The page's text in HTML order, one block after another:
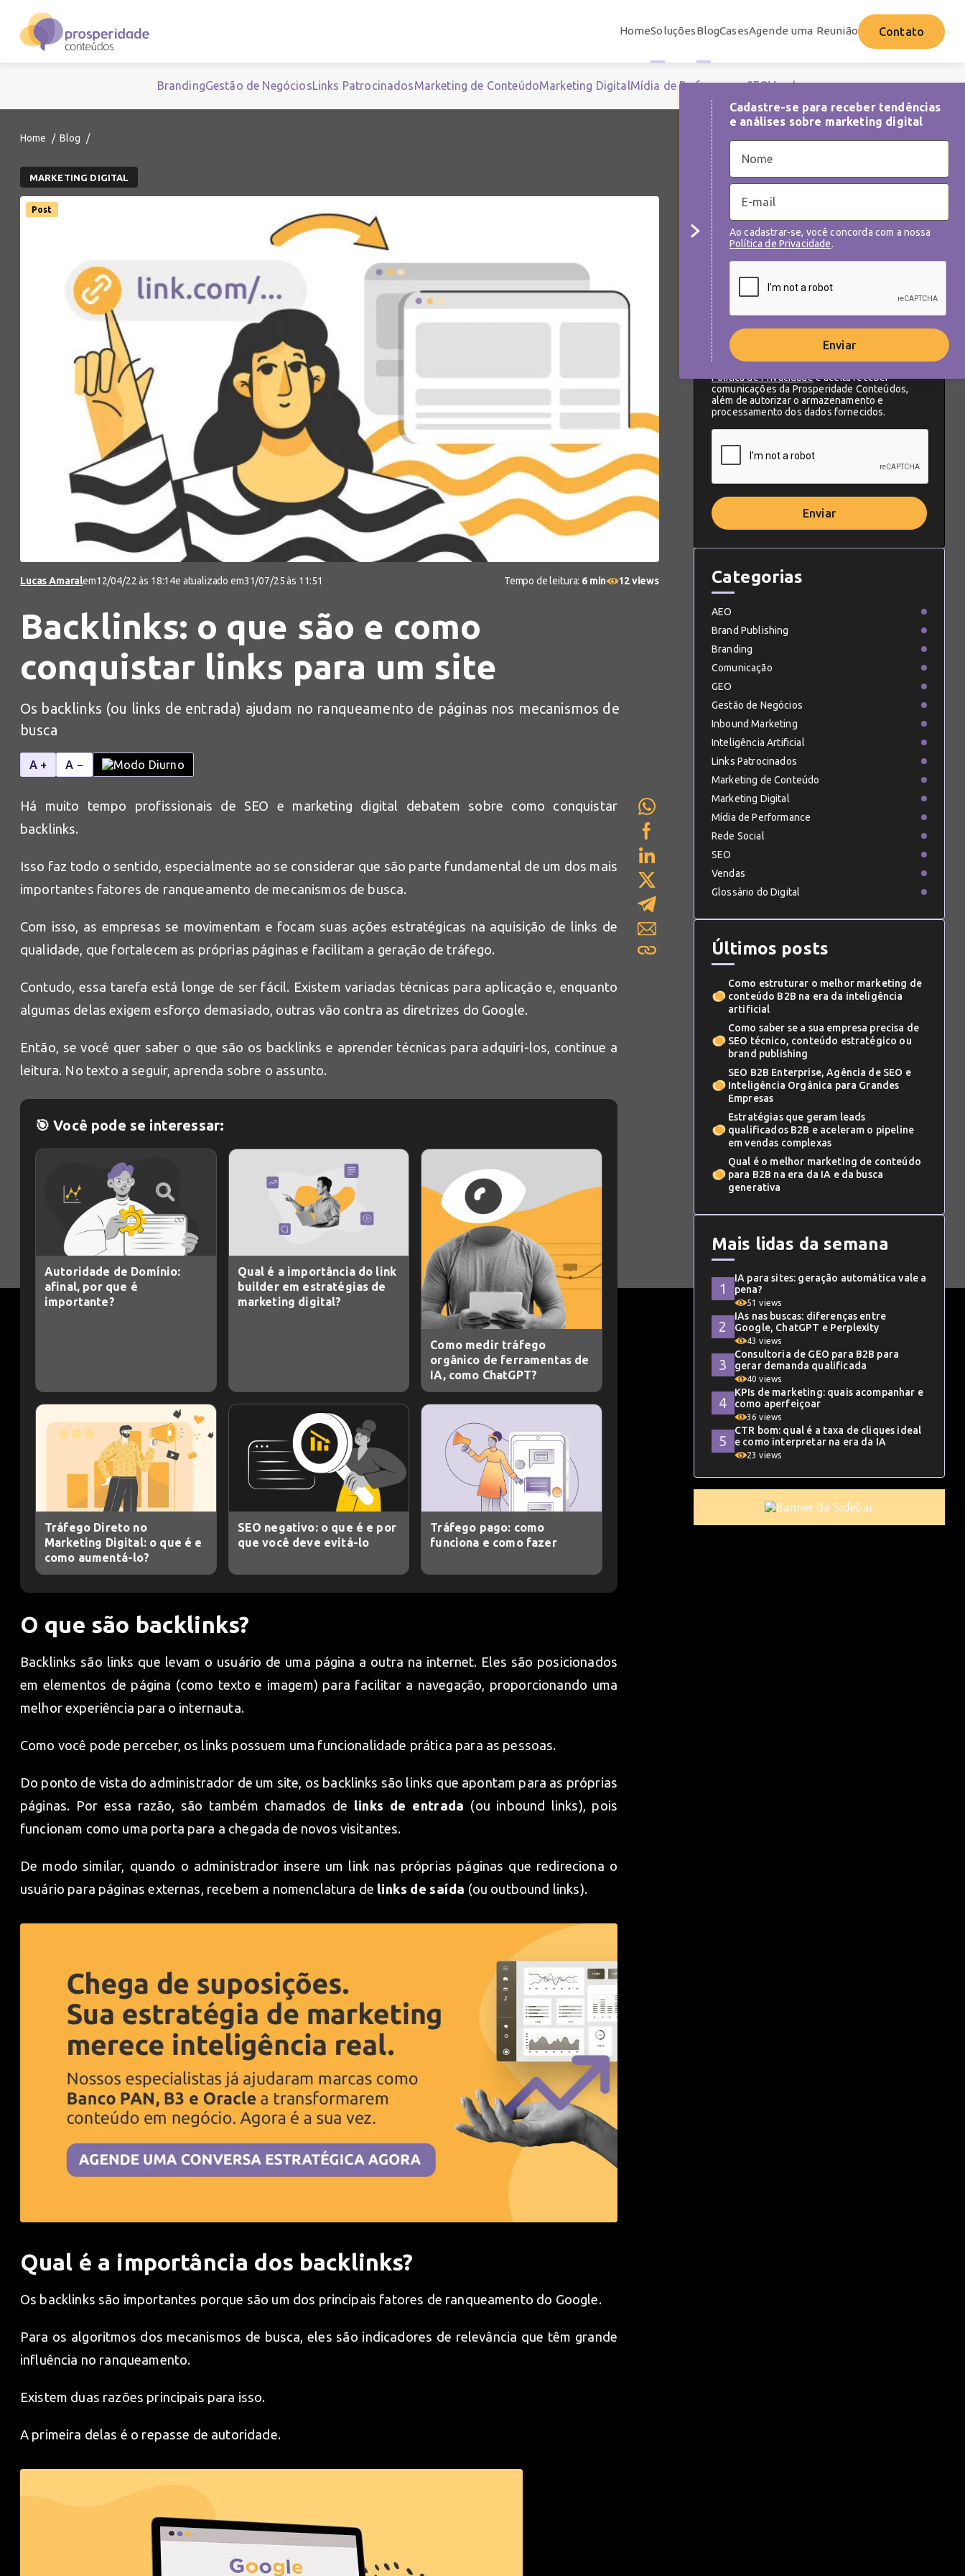
HomeSoluçõesBlogCasesAgende uma Reunião Contato
BrandingGestão de NegóciosLinks PatrocinadosMarketing de ConteúdoMarketing DigitalMídia de PerformanceSEOVendas
Cadastre-se para receber tendências
e análises sobre marketing digital
Ao cadastrar-se, você concorda com a nossa
Política de Privacidade.
Enviar
Home Blog
MARKETING DIGITAL
Post
Lucas Amaralem12/04/22 às 18:14e atualizado em31/07/25 às 11:51 Tempo de leitura: 6 min 12 views
Backlinks: o que são e como
conquistar links para um site
Os backlinks (ou links de entrada) ajudam no ranqueamento de páginas nos mecanismos de
busca
A + A −
Há muito tempo profissionais de SEO e marketing digital debatem sobre como conquistar
backlinks.
Isso faz todo o sentido, especialmente ao se considerar que são parte fundamental de um dos mais
importantes fatores de ranqueamento de mecanismos de busca.
Com isso, as empresas se movimentam e focam suas ações estratégicas na aquisição de links de
qualidade, que fortalecem as próprias páginas e facilitam a geração de tráfego.
Contudo, essa tarefa está longe de ser fácil. Existem variadas técnicas para aplicação e, enquanto
algumas delas exigem esforço demasiado, outras vão contra as diretrizes do Google.
Então, se você quer saber o que são os backlinks e aprender técnicas para adquiri-los, continue a
leitura. No texto a seguir, aprenda sobre o assunto.
🎯 Você pode se interessar:
Autoridade de Domínio:
afinal, por que é
importante?
Qual é a importância do link
builder em estratégias de
marketing digital?
Como medir tráfego
orgânico de ferramentas de
IA, como ChatGPT?
Tráfego Direto no
Marketing Digital: o que é e
como aumentá-lo?
SEO negativo: o que é e por
que você deve evitá-lo
Tráfego pago: como
funciona e como fazer
O que são backlinks?
Backlinks são links que levam o usuário de uma página a outra na internet. Eles são posicionados
em elementos de página (como texto e imagem) para facilitar a navegação, proporcionando uma
melhor experiência para o internauta.
Como você pode perceber, os links possuem uma funcionalidade prática para as pessoas.
Do ponto de vista do administrador de um site, os backlinks são links que apontam para as próprias
páginas. Por essa razão, são também chamados de links de entrada (ou inbound links), pois
funcionam como uma porta para a chegada de novos visitantes.
De modo similar, quando o administrador insere um link nas próprias páginas que redireciona o
usuário para páginas externas, recebem a nomenclatura de links de saída (ou outbound links).
Qual é a importância dos backlinks?
Os backlinks são importantes porque são um dos principais fatores de ranqueamento do Google.
Para os algoritmos dos mecanismos de busca, eles são indicadores de relevância que têm grande
influência no ranqueamento.
Existem duas razões principais para isso.
A primeira delas é o repasse de autoridade.
NEWSLETTER
Cadastre-se para receber tendências e
análises sobre as melhores práticas de
marketing digital
Política de Privacidadee aceita receber
comunicações da Prosperidade Conteúdos,
além de autorizar o armazenamento e
processamento dos dados fornecidos.
Enviar
Categorias
AEO
Brand Publishing
Branding
Comunicação
GEO
Gestão de Negócios
Inbound Marketing
Inteligência Artificial
Links Patrocinados
Marketing de Conteúdo
Marketing Digital
Mídia de Performance
Rede Social
SEO
Vendas
Glossário do Digital
Últimos posts
Como estruturar o melhor marketing de
conteúdo B2B na era da inteligência
artificial
Como saber se a sua empresa precisa de
SEO técnico, conteúdo estratégico ou
brand publishing
SEO B2B Enterprise, Agência de SEO e
Inteligência Orgânica para Grandes
Empresas
Estratégias que geram leads
qualificados B2B e aceleram o pipeline
em vendas complexas
Qual é o melhor marketing de conteúdo
para B2B na era da IA e da busca
generativa
Mais lidas da semana
IA para sites: geração automática vale a
pena?
51 views
IAs nas buscas: diferenças entre
Google, ChatGPT e Perplexity
43 views
Consultoria de GEO para B2B para
gerar demanda qualificada
40 views
KPIs de marketing: quais acompanhar e
como aperfeiçoar
36 views
CTR bom: qual é a taxa de cliques ideal
e como interpretar na era da IA
23 views